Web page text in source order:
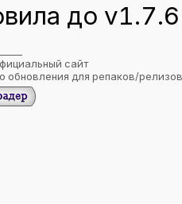
до
сайт
обновления для репаков/релизов